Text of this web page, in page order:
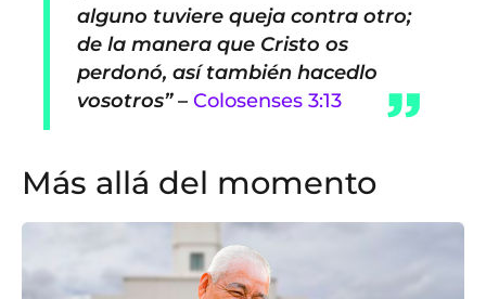
alguno tuviere queja contra otro;
de la manera que Cristo os
perdonó, así también hacedlo
vosotros”–Colosenses 3:13
Más allá del momento